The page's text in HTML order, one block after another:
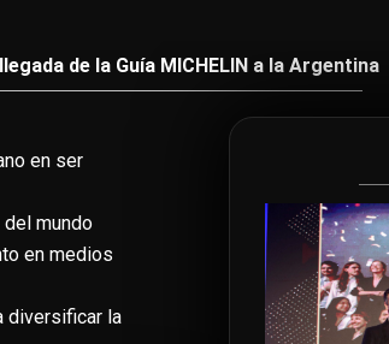
de la Guía MICHELIN a la Argentina
en ser
mundo
en medios
diversificar la